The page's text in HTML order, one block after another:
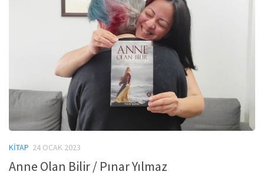
KITAP 24 OCAK 2023
Anne Olan Bilir / Pınar Yılmaz